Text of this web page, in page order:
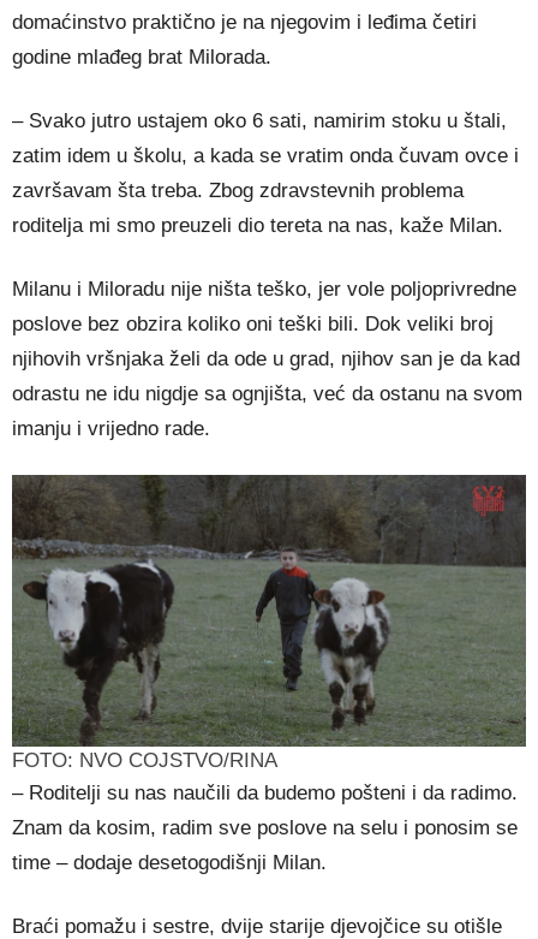
domaćinstvo praktično je na njegovim i leđima četiri
godine mlađeg brat Milorada.
– Svako jutro ustajem oko 6 sati, namirim stoku u štali,
zatim idem u školu, a kada se vratim onda čuvam ovce i
završavam šta treba. Zbog zdravstevnih problema
roditelja mi smo preuzeli dio tereta na nas, kaže Milan.
Milanu i Miloradu nije ništa teško, jer vole poljoprivredne
poslove bez obzira koliko oni teški bili. Dok veliki broj
njihovih vršnjaka želi da ode u grad, njihov san je da kad
odrastu ne idu nigdje sa ognjišta, već da ostanu na svom
imanju i vrijedno rade.
FOTO: NVO COJSTVO/RINA
– Roditelji su nas naučili da budemo pošteni i da radimo.
Znam da kosim, radim sve poslove na selu i ponosim se
time – dodaje desetogodišnji Milan.
Braći pomažu i sestre, dvije starije djevojčice su otišle